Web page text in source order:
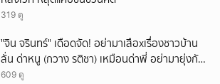
319 ดู
ั่"จิน จรินทร์" เดือดจัด! อย่ามาเสือxเรื่องชาวบ้าน
ลั่น ด่าหนู (กวาง รติชา) เหมือนด่าพี่ อย่ามายุ่งกับ
คนของผม จบ!!!
609 ดู